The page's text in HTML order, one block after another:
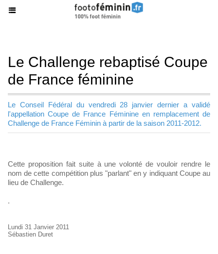
Le Challenge rebaptisé Coupe
de France féminine
Le Conseil Fédéral du vendredi 28 janvier dernier a validé
l'appellation Coupe de France Féminine en remplacement de
Challenge de France Féminin à partir de la saison 2011-2012.
Cette proposition fait suite à une volonté de vouloir rendre le
nom de cette compétition plus "parlant" en y indiquant Coupe au
lieu de Challenge.
.
Lundi 31 Janvier 2011
Sébastien Duret